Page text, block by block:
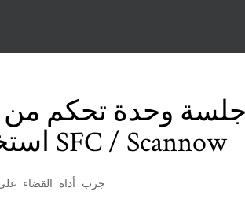
جلسة وحدة تحكم
استخدام SFC / Scannow
جرب أداة القضاء